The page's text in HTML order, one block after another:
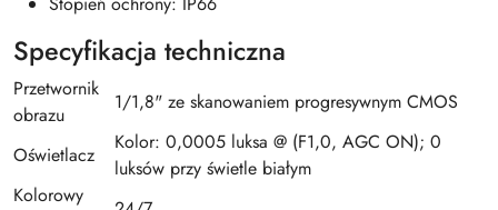
Specyfikacja techniczna
Przetwornik
obrazu
1/1,8" ze skanowaniem progresywnym CMOS
Oświetlacz
Kolor: 0,0005 luksa @ (F1,0, AGC ON); 0
luksów przy świetle białym
Kolorowy